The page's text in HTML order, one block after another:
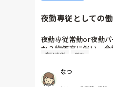
夜勤専従としての
夜勤専従常勤or夜勤
か？物価高に伴い、
夜勤専従 給料
なつ